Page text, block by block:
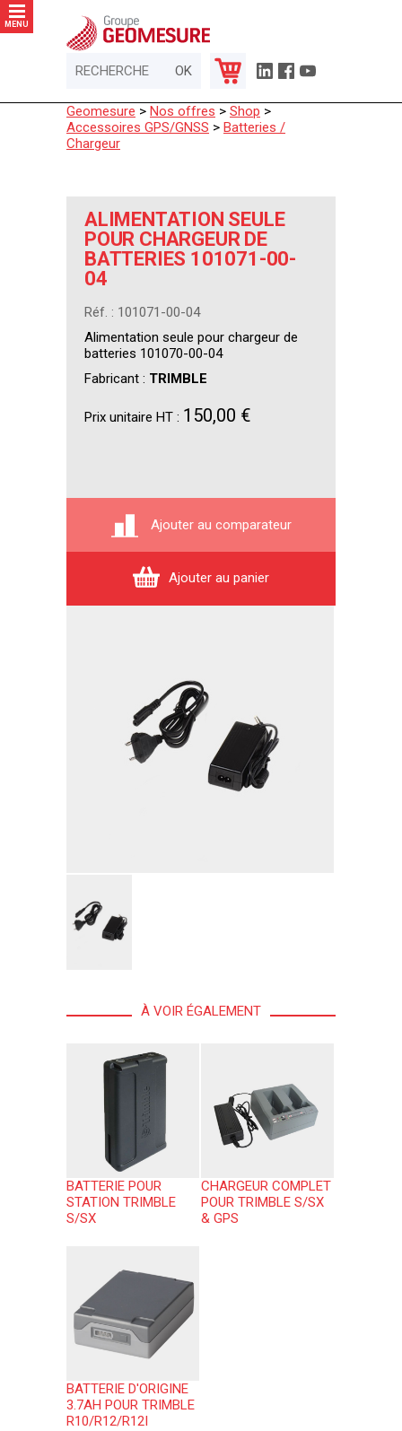
MENU
Geomesure > Nos offres > Shop >
Accessoires GPS/GNSS > Batteries /
Chargeur
ALIMENTATION SEULE
POUR CHARGEUR DE
BATTERIES 101071-00-
04
Réf. : 101071-00-04
Alimentation seule pour chargeur de
batteries 101070-00-04
Fabricant : TRIMBLE
Prix unitaire HT : 150,00 €
Ajouter au comparateur
Ajouter au panier
À VOIR ÉGALEMENT
BATTERIE POUR
STATION TRIMBLE
S/SX
CHARGEUR COMPLET
POUR TRIMBLE S/SX
& GPS
BATTERIE D'ORIGINE
3.7AH POUR TRIMBLE
R10/R12/R12I
Panneau de gestion des cookies